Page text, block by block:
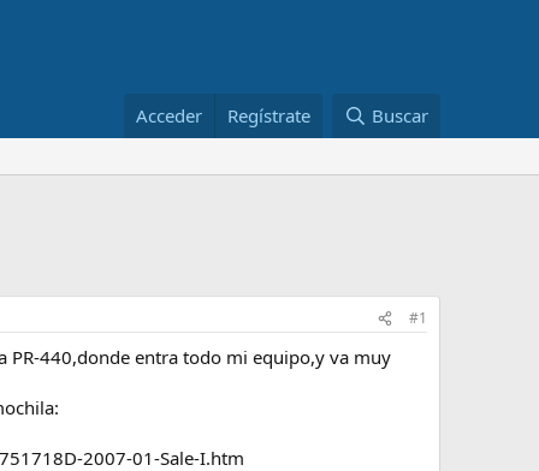
Acceder Regístrate Buscar
#1
PR-440,donde entra todo mi equipo,y va muy
2007-01-Sale-I.htm